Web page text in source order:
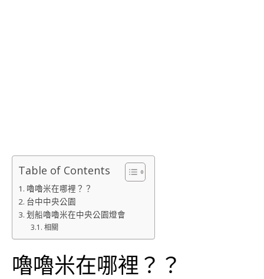
Table of Contents
嚕嚕米在哪裡？？
台中中央公園
划船嚕嚕米在中央公園燈會
相關
嚕嚕米在哪裡？？